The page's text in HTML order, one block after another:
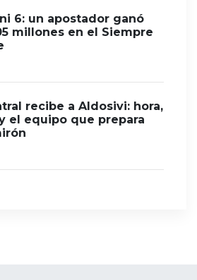
6: un apostador ganó
millones en el Siempre
recibe a Aldosivi: hora,
el equipo que prepara